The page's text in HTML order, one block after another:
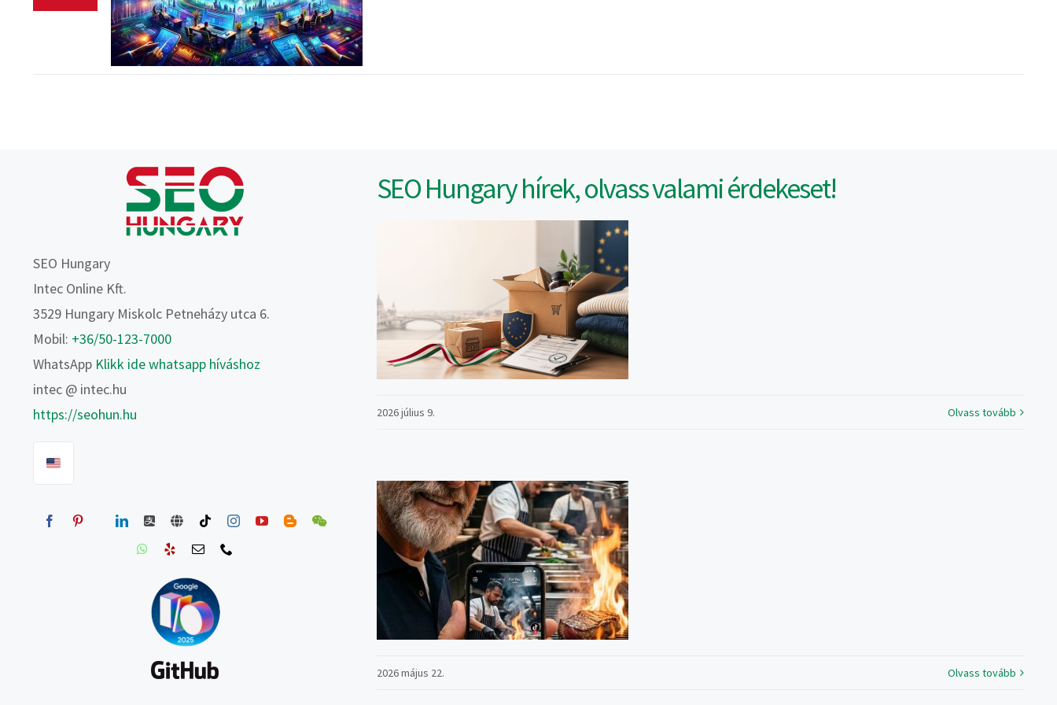
SEO Hungary
Intec Online Kft.
3529 Hungary Miskolc Petneházy utca 6.
Mobil: +36/50-123-7000
WhatsApp Klikk ide whatsapp híváshoz
intec @ intec.hu
https://seohun.hu
SEO Hungary hírek, olvass valami érdekeset!
2026 július 9. Olvass tovább
2026 május 22. Olvass tovább